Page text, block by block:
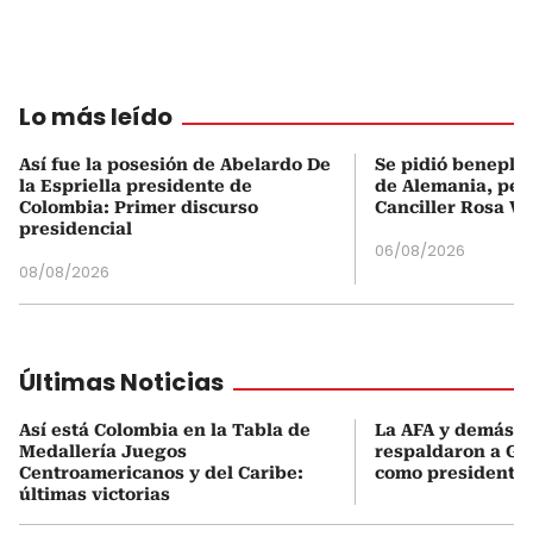
Lo más leído
Así fue la posesión de Abelardo De
la Espriella presidente de
Colombia: Primer discurso
presidencial
08/08/2026
Se pidió
de Alemania,
Canciller Rosa
06/08/2026
Últimas Noticias
Así está Colombia en la Tabla de
Medallería Juegos
Centroamericanos y del Caribe:
últimas victorias
La AFA y demás
respaldaron a
como presidente